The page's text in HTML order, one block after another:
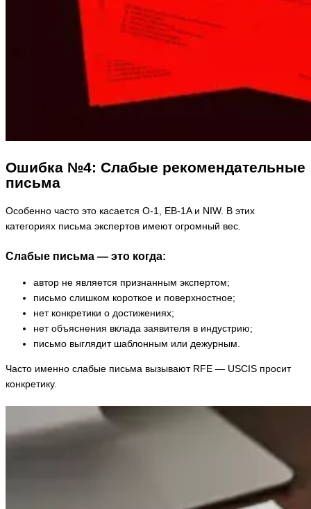
Ошибка №4: Слабые рекомендательные
письма
Особенно часто это касается O-1, EB-1A и NIW. В этих
категориях письма экспертов имеют огромный вес.
Слабые письма — это когда:
автор не является признанным экспертом;
письмо слишком короткое и поверхностное;
нет конкретики о достижениях;
нет объяснения вклада заявителя в индустрию;
письмо выглядит шаблонным или дежурным.
Часто именно слабые письма вызывают RFE — USCIS просит
конкретику.